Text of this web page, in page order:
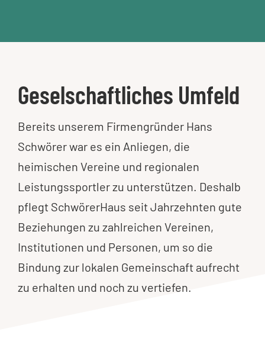
Geselschaftliches Umfeld
Bereits unserem Firmengründer Hans
Schwörer war es ein Anliegen, die
heimischen Vereine und regionalen
Leistungssportler zu unterstützen. Deshalb
pflegt SchwörerHaus seit Jahrzehnten gute
Beziehungen zu zahlreichen Vereinen,
Institutionen und Personen, um so die
Bindung zur lokalen Gemeinschaft aufrecht
zu erhalten und noch zu vertiefen.